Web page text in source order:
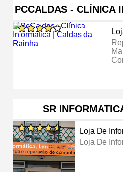
PCCALDAS - CLÍNICA
SR
Loja De
Loja De